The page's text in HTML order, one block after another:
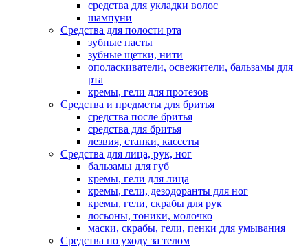
средства для укладки волос
шампуни
Средства для полости рта
зубные пасты
зубные щетки, нити
ополаскиватели, освежители, бальзамы для
рта
кремы, гели для протезов
Средства и предметы для бритья
средства после бритья
средства для бритья
лезвия, станки, кассеты
Средства для лица, рук, ног
бальзамы для губ
кремы, гели для лица
кремы, гели, дезодоранты для ног
кремы, гели, скрабы для рук
лосьоны, тоники, молочко
маски, скрабы, гели, пенки для умывания
Средства по уходу за телом